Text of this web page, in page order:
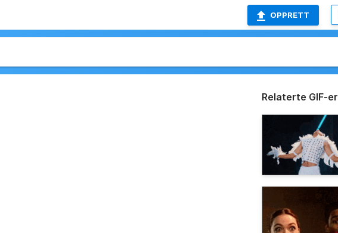
OPPRETT
Relaterte GIF-er